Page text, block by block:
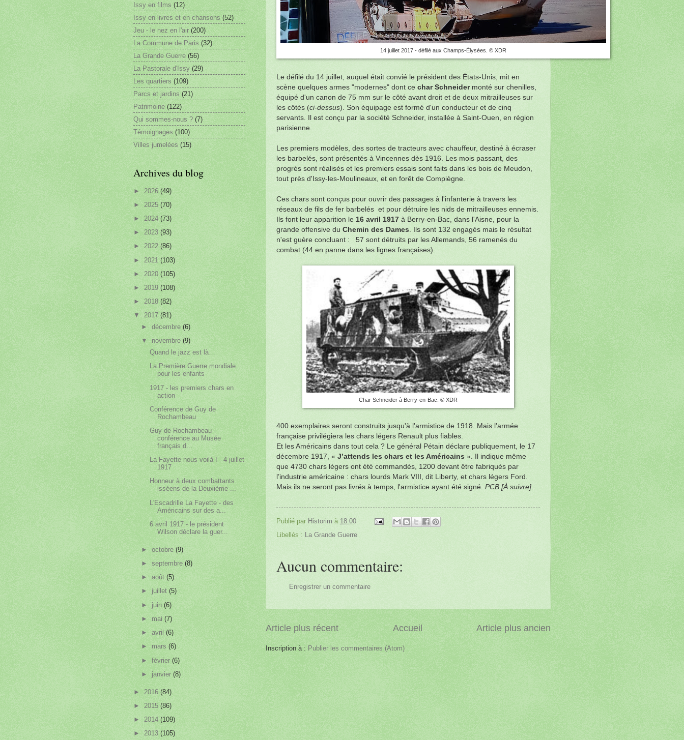
14 juillet 2017 - défilé aux Champs-Élysées. © XDR
Le défilé du 14 juillet, auquel était convié le président des États-Unis, mit en
scène quelques armes "modernes" dont ce char Schneider monté sur chenilles,
équipé d'un canon de 75 mm sur le côté avant droit et de deux mitrailleuses sur
les côtés (ci-dessus). Son équipage est formé d'un conducteur et de cinq
servants. Il est conçu par la société Schneider, installée à Saint-Ouen, en région
parisienne.
Les premiers modèles, des sortes de tracteurs avec chauffeur, destiné à écraser
les barbelés, sont présentés à Vincennes dès 1916. Les mois passant, des
progrès sont réalisés et les premiers essais sont faits dans les bois de Meudon,
tout près d'Issy-les-Moulineaux, et en forêt de Compiègne.
Ces chars sont conçus pour ouvrir des passages à l'infanterie à travers les
réseaux de fils de fer barbelés et pour détruire les nids de mitrailleuses ennemis.
Ils font leur apparition le 16 avril 1917 à Berry-en-Bac, dans l'Aisne, pour la
grande offensive du Chemin des Dames . Ils sont 132 engagés mais le résultat
n'est guère concluant : 57 sont détruits par les Allemands, 56 ramenés du
combat (44 en panne dans les lignes françaises).
Char Schneider à Berry-en-Bac. © XDR
400 exemplaires seront construits jusqu'à l'armistice de 1918. Mais l'armée
française privilégiera les chars légers Renault plus fiables.
Et les Américains dans tout cela ? Le général Pétain déclare publiquement, le 17
décembre 1917, « J’attends les chars et les Américains ». Il indique même
que 4730 chars légers ont été commandés, 1200 devant être fabriqués par
l’industrie américaine : chars lourds Mark VIII, dit Liberty, et chars légers Ford.
Mais ils ne seront pas livrés à temps, l'armistice ayant été signé. PCB [À suivre].
Publié par Historim à 18:00
Libellés :
La Grande Guerre
Aucun commentaire:
Enregistrer un commentaire
Article plus récent Article plus ancien
Accueil
Inscription à : Publier les commentaires (Atom)
Issy en films (12)
Issy en livres et en chansons (52)
Jeu - le nez en l'air (200)
La Commune de Paris (32)
La Grande Guerre (56)
La Pastorale d'Issy (29)
Les quartiers (109)
Parcs et jardins (21)
Patrimoine (122)
Qui sommes-nous ? (7)
Témoignages (100)
Villes jumelées (15)
Archives du blog
► 2026 (49)
► 2025 (70)
► 2024 (73)
► 2023 (93)
► 2022 (86)
► 2021 (103)
► 2020 (105)
► 2019 (108)
► 2018 (82)
▼ 2017 (81)
►décembre(6)
▼novembre(9)
Quand le jazz est là…
La Première Guerre mondiale…
pour les enfants
1917 - les premiers chars en
action
Conférence de Guy de
Rochambeau
Guy de Rochambeau -
conférence au Musée
français d...
La Fayette nous voilà ! - 4 juillet
1917
Honneur à deux combattants
isséens de la Deuxième ...
L'Escadrille La Fayette - des
Américains sur des a...
6 avril 1917 - le président
Wilson déclare la guer...
►octobre(9)
►septembre(8)
►août(5)
► juillet(5)
►juin(6)
► mai(7)
►avril(6)
►mars(6)
►février(6)
► janvier(8)
► 2016 (84)
► 2015 (86)
► 2014 (109)
► 2013 (105)